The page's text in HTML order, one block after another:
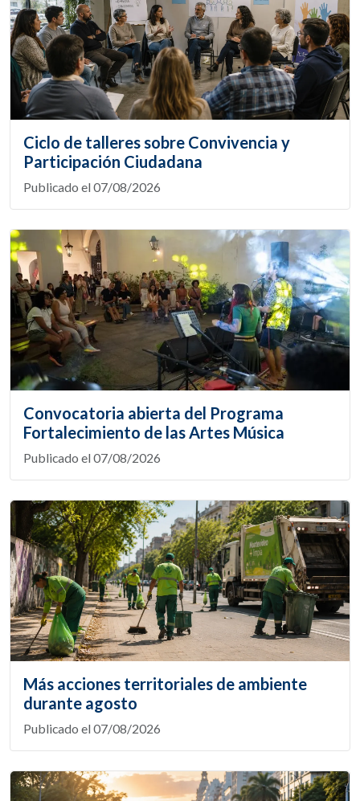
Ciclo de talleres sobre Convivencia y
Participación Ciudadana
Publicado el 07/08/2026
Convocatoria abierta del Programa
Fortalecimiento de las Artes Música
Publicado el 07/08/2026
Más acciones territoriales de ambiente
durante agosto
Publicado el 07/08/2026